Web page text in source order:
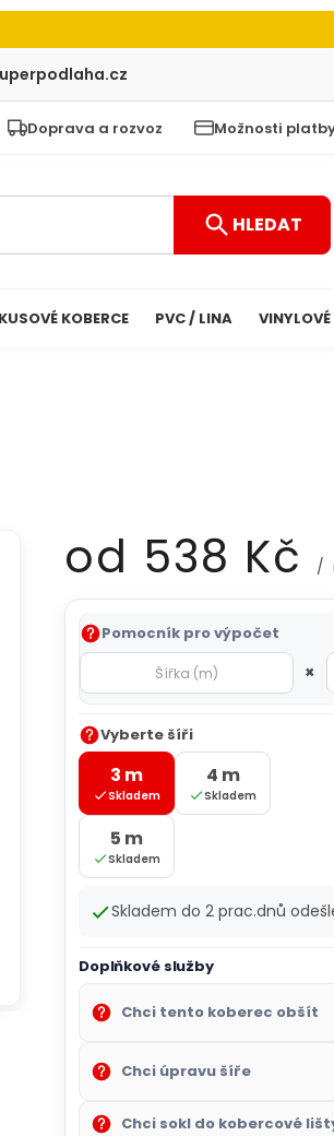
Doprava a rozvoz Možnosti
HLEDAT
KUSOVÉ KOBERCE PVC / LINA
od 538 Kč /
Měrná
cena:
Pomocník pro výpočet
×
Vyberte šíři
3 m
Skladem
4 m
Skladem
5 m
Skladem
Skladem do 2 prac.dnů
Doplňkové služby
Chci tento koberec obšít
Chci úpravu šíře
Chci sokl do kobercové